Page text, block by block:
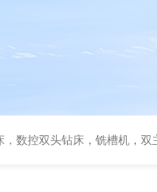
数控双头钻床，铣槽机，